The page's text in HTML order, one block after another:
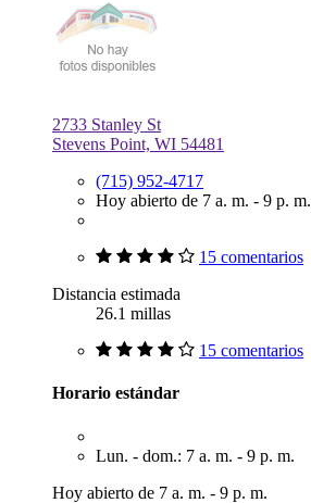
2733 Stanley St
Stevens Point, WI 54481
(715) 952-4717
Hoy abierto de 7 a. m. - 9 p. m.
15 comentarios
Distancia estimada
26.1 millas
15 comentarios
Horario estándar
Lun. - dom.: 7 a. m. - 9 p. m.
Hoy abierto de 7 a. m. - 9 p. m.